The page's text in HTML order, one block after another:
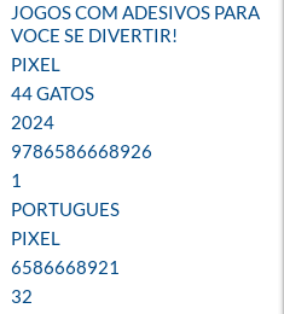
JOGOS COM ADESIVOS PARA
VOCE SE DIVERTIR!
PIXEL
44 GATOS
2024
9786586668926
1
PORTUGUES
PIXEL
6586668921
32